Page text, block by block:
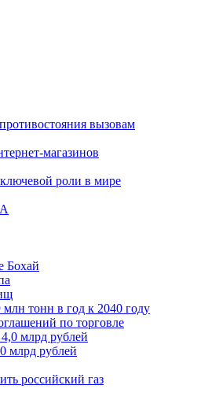
вызовам
магазинов
роли в мире
Бохай
тонн в год к 2040 году
по торговле
млрд рублей
млрд рублей
российский газ